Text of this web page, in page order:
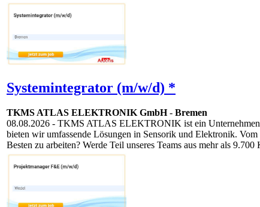
Systemintegrator (m/w/d) *
TKMS ATLAS ELEKTRONIK GmbH- Bremen
08.08.2026 - TKMS ATLAS ELEKTRONIK ist ein Unternehmen
bieten wir umfassende Lösungen in Sensorik und Elektronik.
Besten zu arbeiten? Werde Teil unseres Teams aus mehr als